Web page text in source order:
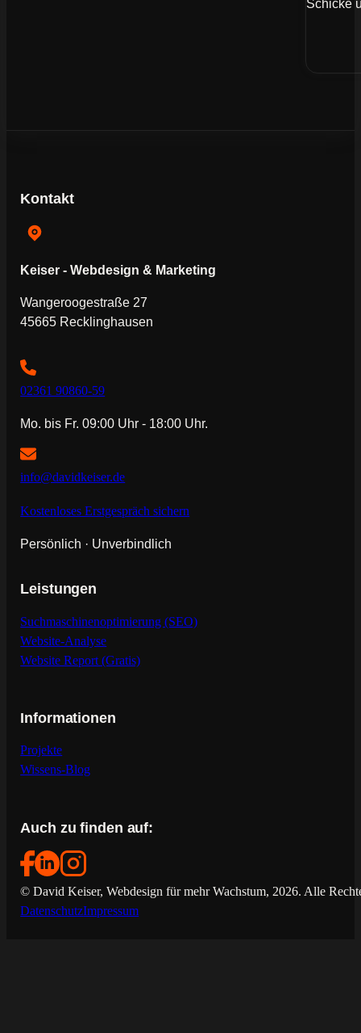
Schicke
Kontakt
Keiser - Webdesign & Marketing
Wangeroogestraße 27
45665 Recklinghausen
02361 90860-59
Mo. bis Fr. 09:00 Uhr - 18:00 Uhr.
info@davidkeiser.de
Kostenloses Erstgespräch sichern
Persönlich · Unverbindlich
Leistungen
Suchmaschinenoptimierung (SEO)
Website-Analyse
Website Report (Gratis)
Informationen
Projekte
Wissens-Blog
Auch zu finden auf:
© David Keiser, Webdesign für mehr Wachstum, 2026. Alle
DatenschutzImpressum